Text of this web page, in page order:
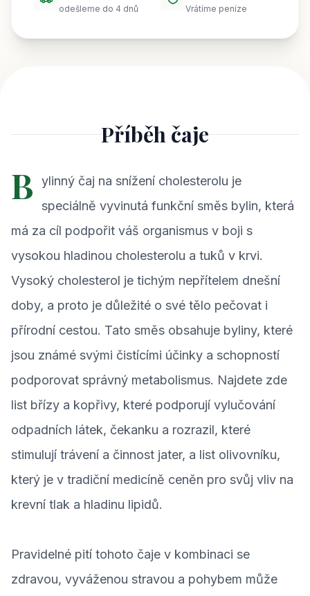
odešleme do 4 dnů Vrátíme peníze
Příběh čaje
B
ylinný čaj na snížení cholesterolu je
speciálně vyvinutá funkční směs bylin, která
má za cíl podpořit váš organismus v boji s
vysokou hladinou cholesterolu a tuků v krvi.
Vysoký cholesterol je tichým nepřítelem dnešní
doby, a proto je důležité o své tělo pečovat i
přírodní cestou. Tato směs obsahuje byliny, které
jsou známé svými čistícími účinky a schopností
podporovat správný metabolismus. Najdete zde
list břízy a kopřivy, které podporují vylučování
odpadních látek, čekanku a rozrazil, které
stimulují trávení a činnost jater, a list olivovníku,
který je v tradiční medicíně ceněn pro svůj vliv na
krevní tlak a hladinu lipidů.
Pravidelné pití tohoto čaje v kombinaci se
zdravou, vyváženou stravou a pohybem může